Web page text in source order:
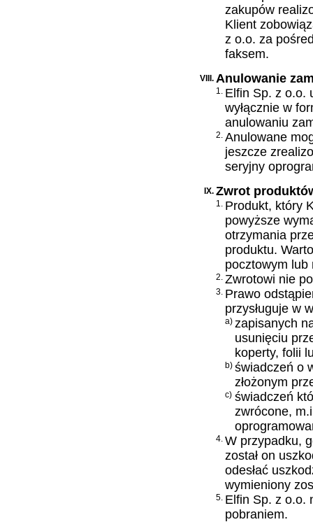
zakupów
Klient
z o.o. za
faksem.
VIII. Anulowanie
1. Elfin Sp. z o.o.
wyłącznie w
anulowaniu
2. Anulowane
jeszcze
seryjny
IX. Zwrot
1. Produkt, który
powyższe
otrzymania
produktu.
pocztowym lub
2. Zwrotowi nie
3. Prawo
przysługuje w
a) zapisanych
usunięciu
koperty, folii
b) świadczeń o
złożonym
c) świadczeń
zwrócone,
4.W przypadku,
został on
odesłać
wymieniony
5. Elfin Sp. z o.o.
pobraniem.